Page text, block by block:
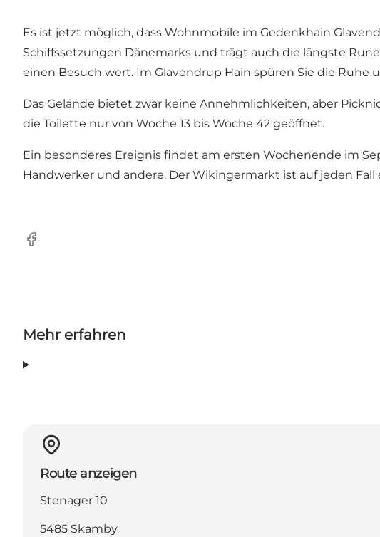
Es ist jetzt möglich, dass Wohnmobile im Gedenkhain
Schiffssetzungen Dänemarks und trägt auch die längste
einen Besuch wert. Im Glavendrup Hain spüren Sie die Ruhe
Das Gelände bietet zwar keine Annehmlichkeiten, aber
die Toilette nur von Woche 13 bis Woche 42 geöffnet.
Ein besonderes Ereignis findet am ersten Wochenende im
Handwerker und andere. Der Wikingermarkt ist auf jeden Fall
Facebook
Mehr erfahren
Route anzeigen
Stenager 10
5485 Skamby